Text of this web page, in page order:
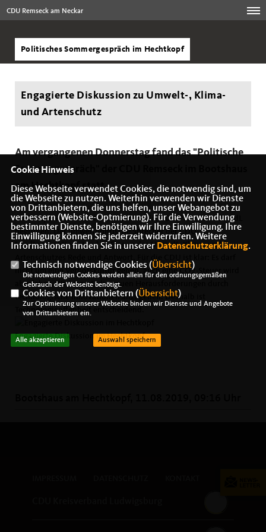
CDU Remseck am Neckar
Politisches Sommergespräch im Hechtkopf
Engagierte Diskussion zu Umwelt-, Klima-
und Artenschutz
Am vergangenen Donnerstag fand das "Politische
Sommergespräch" der CDU Remseck im Bootshaus
am Hechtkopf statt.
Als kompetenten Referenten konnte die CDU Paul Nemeth MdL
begrüßen. Der umweltpolitische Sprecher der CDU-
Landtagsfraktion stand zu Fragen des Umwelt- Klima- und
Artenschutzes Rede und Antwort. Für die CDU ist klar: Es darf
nicht um eine Verbotskultur gehen, auch eine CO2-Steuer wird
abgelehnt. Wichtig ist, die neuen Herausforderungen durch
technologische Innovationen anzugehen: Deshalb ist
Technologieoffenheit entscheidend.
Engagierte Diskussion im Hechtkopf
Cookie Hinweis
Diese Webseite verwendet Cookies, die notwendig sind, um
die Webseite zu nutzen. Weiterhin verwenden wir Dienste
von Drittanbietern, die uns helfen, unser Webangebot zu
verbessern (Website-Optmierung). Für die Verwendung
bestimmter Dienste, benötigen wir Ihre Einwilligung. Ihre
Einwilligung können Sie jederzeit widerrufen. Weitere
Informationen finden Sie in unserer Datenschutzerklärung.
Technisch notwendige Cookies (Übersicht)
Die notwendigen Cookies werden allein für den ordnungsgemäßen
Gebrauch der Webseite benötigt.
Cookies von Drittanbietern (Übersicht)
Zur Optimierung unserer Webseite binden wir Dienste und Angebote
von Drittanbietern ein.
Alle akzeptieren Auswahl speichern